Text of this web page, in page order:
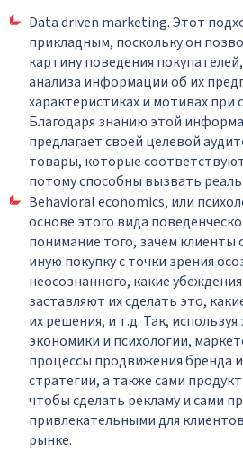
Data driven marketing. Этот
прикладным, поскольку он
картину поведения
анализа информации об их
характеристиках и мотивах при
Благодаря знанию этой
предлагает своей целевой
товары, которые
потому способны вызвать
Behavioral economics, или
основе этого вида
понимание того, зачем клиенты
иную покупку с точки зрения
неосознанного, какие
заставляют их сделать это,
их решения, и т.д. Так,
экономики и психологии,
процессы продвижения бренда
стратегии, а также сами
чтобы сделать рекламу и сами
привлекательными для
рынке.